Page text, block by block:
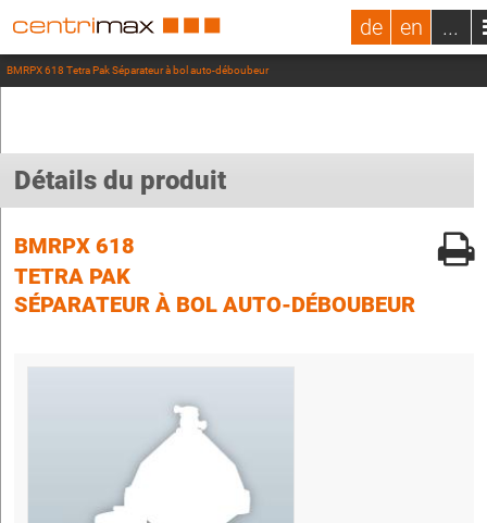
de en ...
BMRPX 618 Tetra Pak Séparateur à bol auto-déboubeur
Détails du produit
BMRPX 618
TETRA PAK
SÉPARATEUR À BOL AUTO-DÉBOUBEUR